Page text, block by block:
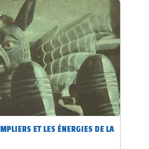
ET LES ÉNERGIES DE LA